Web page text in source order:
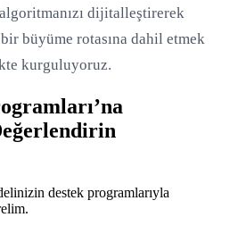
dijitalleştirerek
büyüme rotasına dahil etmek
kurguluyoruz.
destek programlarıyla